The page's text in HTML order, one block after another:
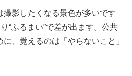
撮影したくなる景色が多いです
“ふるまい”で差が出ます。公共
、覚えるのは「やらないこと」